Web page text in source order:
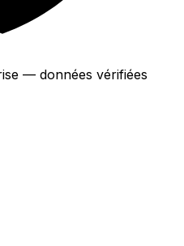
— données vérifiées